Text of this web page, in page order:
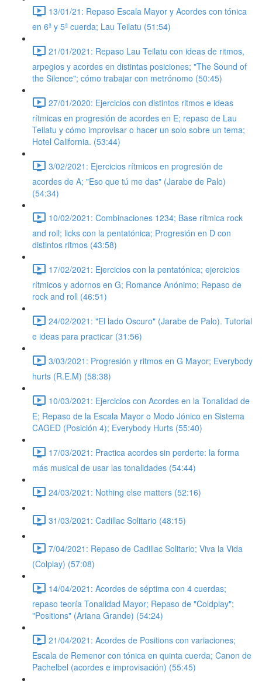
13/01/21: Repaso Escala Mayor y Acordes con tónica
en 6ª y 5ª cuerda; Lau Teilatu (51:54)
21/01/2021: Repaso Lau Teilatu con ideas de ritmos,
arpegios y acordes en distintas posiciones; "The Sound of
the Silence"; cómo trabajar con metrónomo (50:45)
27/01/2020: Ejercicios con distintos ritmos e ideas
rítmicas en progresión de acordes en E; repaso de Lau
Teilatu y cómo improvisar o hacer un solo sobre un tema;
Hotel California. (53:44)
3/02/2021: Ejercicios rítmicos en progresión de
acordes de A; "Eso que tú me das" (Jarabe de Palo)
(54:34)
10/02/2021: Combinaciones 1234; Base rítmica rock
and roll; licks con la pentatónica; Progresión en D con
distintos ritmos (43:58)
17/02/2021: Ejercicios con la pentatónica; ejercicios
rítmicos y adornos en G; Romance Anónimo; Repaso de
rock and roll (46:51)
24/02/2021: "El lado Oscuro" (Jarabe de Palo). Tutorial
e ideas para practicar (31:56)
3/03/2021: Progresión y ritmos en G Mayor; Everybody
hurts (R.E.M) (58:38)
10/03/2021: Ejercicios con Acordes en la Tonalidad de
E; Repaso de la Escala Mayor o Modo Jónico en Sistema
CAGED (Posición 4); Everybody Hurts (55:40)
17/03/2021: Practica acordes sin perderte: la forma
más musical de usar las tonalidades (54:44)
24/03/2021: Nothing else matters (52:16)
31/03/2021: Cadillac Solitario (48:15)
7/04/2021: Repaso de Cadillac Solitario; Viva la Vida
(Colplay) (57:08)
14/04/2021: Acordes de séptima con 4 cuerdas;
repaso teoría Tonalidad Mayor; Repaso de "Coldplay";
"Positions" (Ariana Grande) (54:24)
21/04/2021: Acordes de Positions con variaciones;
Escala de Remenor con tónica en quinta cuerda; Canon de
Pachelbel (acordes e improvisación) (55:45)